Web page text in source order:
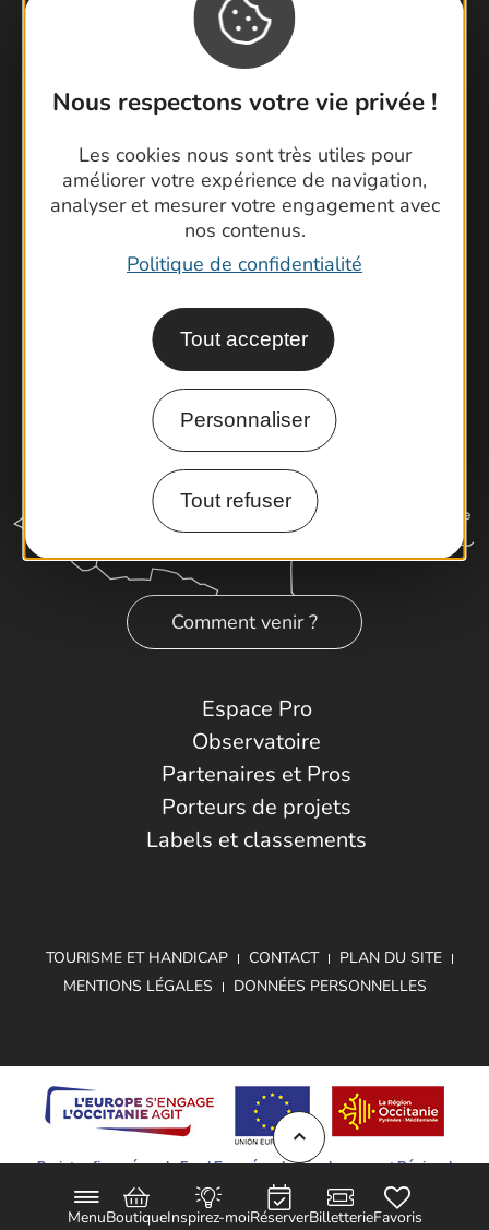
Nous respectons votre vie privée !
Les cookies nous sont très utiles pour
améliorer votre expérience de navigation,
analyser et mesurer votre engagement avec
nos contenus.
Politique de confidentialité
Tout accepter
Personnaliser
Tout refuser
MenuBoutiqueInspirez-moiRéserverBilletterieFavoris
Foire aux questions
Brochures
Cartoguides et Topoguides
Latitude Gard
Comment venir ?
Espace Pro
Observatoire
Partenaires et Pros
Porteurs de projets
Labels et classements
TOURISME ET HANDICAP CONTACT
PLAN DU SITE
MENTIONS LÉGALES
DONNÉES PERSONNELLES
Projet cofinancé par le Fond Européen de Développement Régional